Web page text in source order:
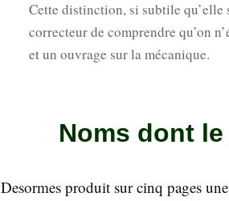
Cette dis­tinc­tion, si sub­tile qu’elle
cor­rec­teur de com­prendre qu’on
et un ouvrage sur la mécanique.
Noms dont
Desormes pro­duit sur cinq pages